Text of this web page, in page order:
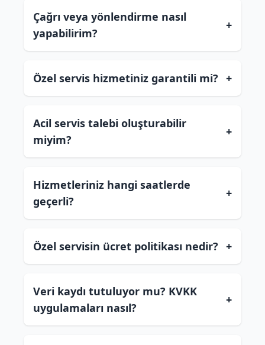
Çağrı veya yönlendirme nasıl
yapabilirim?
+
Özel servis hizmetiniz garantili mi? +
Acil servis talebi oluşturabilir
miyim?
+
Hizmetleriniz hangi saatlerde
geçerli?
+
Özel servisin ücret politikası nedir? +
Veri kaydı tutuluyor mu? KVKK
uygulamaları nasıl?
+